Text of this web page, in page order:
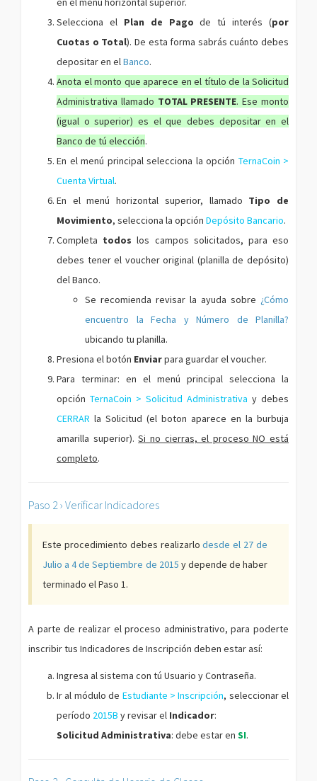
Selecciona el Plan de Pago de tú interés (por
Cuotas o Total). De esta forma sabrás cuánto debes
depositar en elBanco.
Anota el monto que aparece en el título de la Solicitud
Administrativa llamado TOTAL PRESENTE. Ese monto
(igual o superior) es el que debes depositar en el
Banco de tú elección.
En el menú principal selecciona la opción TernaCoin >
Cuenta Virtual.
En el menú horizontal superior, llamado Tipo de
Movimiento, selecciona la opción Depósito Bancario.
Completa todos los campos solicitados, para eso
debes tener el voucher original (planilla de depósito)
del Banco.
Se recomienda revisar la ayuda sobre ¿Cómo
encuentro la Fecha y Número de Planilla?
ubicando tu planilla.
Presiona el botón Enviarpara guardar el voucher.
Para terminar: en el menú principal selecciona la
opción TernaCoin > Solicitud Administrativa y debes
CERRAR la Solicitud (el boton aparece en la burbuja
amarilla superior).Si no cierras, el proceso NO está
completo.
Paso 2 › Verificar Indicadores
Este procedimiento debes realizarlodesde el 27 de
Julio a 4 de Septiembre de 2015 y depende de haber
terminado el Paso 1.
A parte de realizar el proceso administrativo, para poderte
inscribir tus Indicadores de Inscripción deben estar así:
Ingresa al sistema con tú Usuario y Contraseña.
Ir al módulo de Estudiante > Inscripción, seleccionar el
período 2015B y revisar el Indicador:
Solicitud Administrativa: debe estar en SI.